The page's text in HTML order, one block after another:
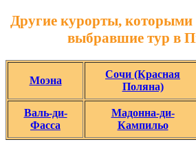
Другие курорты, которыми
выбравшие тур в
Моэна
Сочи (Красная
Поляна)
Валь-ди-
Фасса
Мадонна-ди-
Кампильо